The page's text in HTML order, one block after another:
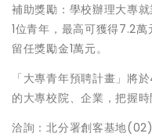
補助獎勵：學校辦理大專
1位青年，最高可獲得7.2
留任獎勵金1萬元。
「大專青年預聘計畫」將
的大專校院、企業，把握
洽詢：北分署創客基地